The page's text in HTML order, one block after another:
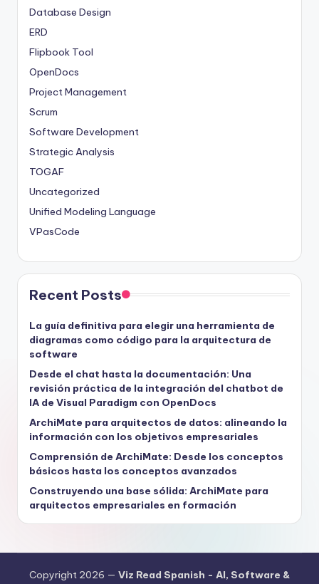
Database Design
ERD
Flipbook Tool
OpenDocs
Project Management
Scrum
Software Development
Strategic Analysis
TOGAF
Uncategorized
Unified Modeling Language
VPasCode
Recent Posts
La guía definitiva para elegir una herramienta de
diagramas como código para la arquitectura de
software
Desde el chat hasta la documentación: Una
revisión práctica de la integración del chatbot de
IA de Visual Paradigm con OpenDocs
ArchiMate para arquitectos de datos: alineando la
información con los objetivos empresariales
Comprensión de ArchiMate: Desde los conceptos
básicos hasta los conceptos avanzados
Construyendo una base sólida: ArchiMate para
arquitectos empresariales en formación
Copyright 2026 — Viz Read Spanish - AI, Software &